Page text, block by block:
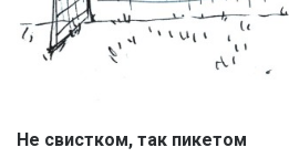
Не свистком, так пикетом